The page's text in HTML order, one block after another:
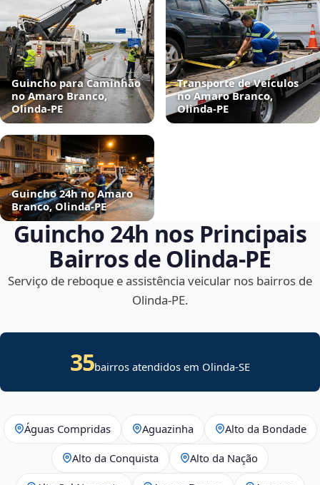
Guincho para Caminhão
no Amaro Branco,
Olinda‑PE
Transporte de Veículos
no Amaro Branco,
Olinda‑PE
Guincho 24h no Amaro
Branco, Olinda‑PE
Guincho 24h nos Principais
Bairros de Olinda‑PE
Serviço de reboque e assistência veicular nos bairros de
Olinda‑PE.
35bairros atendidos em Olinda-SE
Águas Compridas Aguazinha Alto da Bondade
Alto da Conquista Alto da Nação